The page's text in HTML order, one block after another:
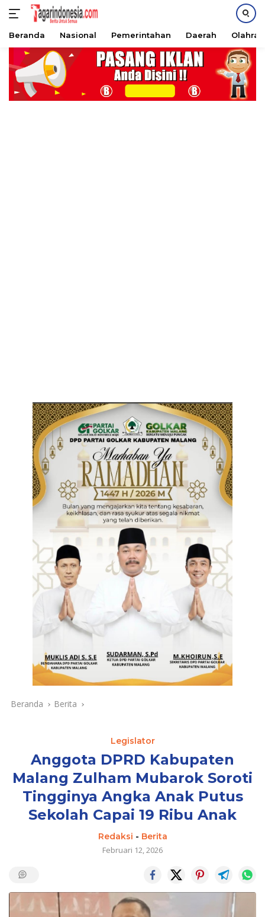
Langsung
konten
Beranda Nasional Pemerintahan Daerah
Beranda Berita
Legislator
Anggota DPRD Kabupaten
Malang Zulham Mubarok Soroti
Tingginya Angka Anak Putus
Sekolah Capai 19 Ribu Anak
Redaksi - Berita
Februari 12, 2026